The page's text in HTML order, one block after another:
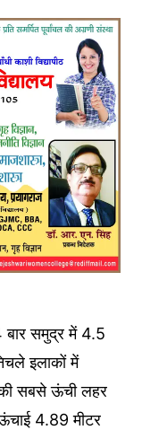
समुद्र में 4.5
इलाकों में
सबसे ऊंची लहर
4.89 मीटर